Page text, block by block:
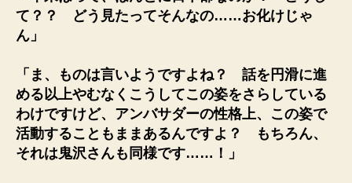
て？？ どう見たってそんなの……お化けじゃ
ん」
「ま、ものは言いようですよね？ 話を円滑に進
める以上やむなくこうしてこの姿をさらしている
わけですけど、アンバサダーの性格上、この姿で
活動することもままあるんですよ？ もちろん、
それは鬼沢さんも同様です……！」